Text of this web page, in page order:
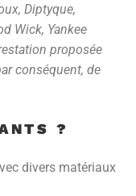
Diptyque,
Wick, Yankee
proposée
conséquent, de
?
divers matériaux